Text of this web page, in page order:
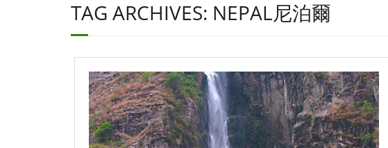
TAG ARCHIVES: NEPAL尼泊爾